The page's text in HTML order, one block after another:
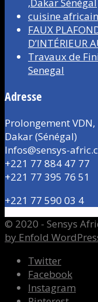
cuisine
FAUX
D’INTÉRIEUR
Travaux de
Senegal
Adresse
Prolongement
Dakar (Sénégal)
Infos@sensys-
+221 77 884 47 77
+221 77 395 76 51
+221 77 590 03 4
© 2020 - Sensys
by Enfold
Twitter
Facebook
Instagram